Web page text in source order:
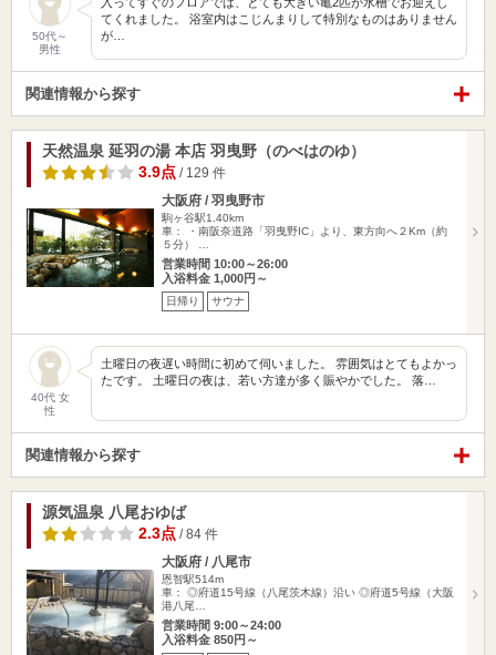
50代～
男性
てくれました。 浴室内はこじんまりして特別なものはありません
が…
関連情報から探す
天然温泉 延羽の湯 本店 羽曳野（のべはのゆ）
3.9点 / 129 件
大阪府 / 羽曳野市
駒ヶ谷駅1.40km
車： ・南阪奈道路「羽曳野IC」より、東方向へ２Km（約
５分） …
営業時間 10:00～26:00
入浴料金 1,000円～
日帰り サウナ
40代 女
性
土曜日の夜遅い時間に初めて伺いました。 雰囲気はとてもよかっ
たです。 土曜日の夜は、若い方達が多く賑やかでした。 落…
関連情報から探す
源気温泉 八尾おゆば
2.3点 / 84 件
大阪府 / 八尾市
恩智駅514m
車： ◎府道15号線（八尾茨木線）沿い ◎府道5号線（大阪
港八尾…
営業時間 9:00～24:00
入浴料金 850円～